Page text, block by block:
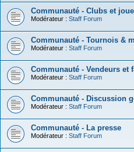
Communauté - Clubs et
Modérateur : Staff Forum
Communauté - Tournois &
Modérateur : Staff Forum
Communauté - Vendeurs et
Modérateur : Staff Forum
Communauté - Discussion
Modérateur : Staff Forum
Communauté - La presse
Modérateur : Staff Forum